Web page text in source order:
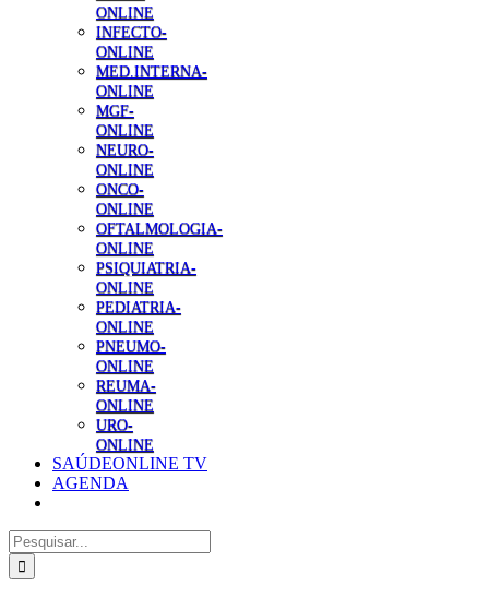
ONLINE
INFECTO-
ONLINE
MED.INTERNA-
ONLINE
MGF-
ONLINE
NEURO-
ONLINE
ONCO-
ONLINE
OFTALMOLOGIA-
ONLINE
PSIQUIATRIA-
ONLINE
PEDIATRIA-
ONLINE
PNEUMO-
ONLINE
REUMA-
ONLINE
URO-
ONLINE
SAÚDEONLINE TV
AGENDA
Pesquisar